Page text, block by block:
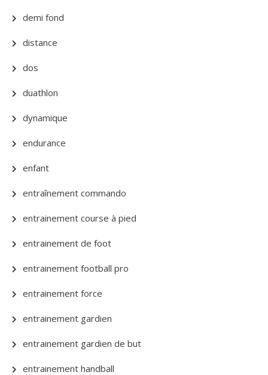
demi fond
distance
dos
duathlon
dynamique
endurance
enfant
entraînement commando
entrainement course à pied
entrainement de foot
entrainement football pro
entrainement force
entrainement gardien
entrainement gardien de but
entrainement handball